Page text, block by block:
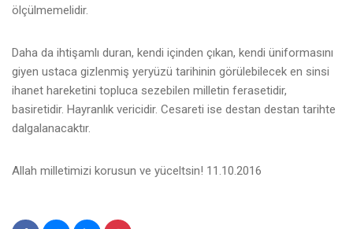
ölçülmemelidir.
Daha da ihtişamlı duran, kendi içinden çıkan, kendi üniformasını
giyen ustaca gizlenmiş yeryüzü tarihinin görülebilecek en sinsi
ihanet hareketini topluca sezebilen milletin ferasetidir,
basiretidir. Hayranlık vericidir. Cesareti ise destan destan tarihte
dalgalanacaktır.
Allah milletimizi korusun ve yüceltsin! 11.10.2016